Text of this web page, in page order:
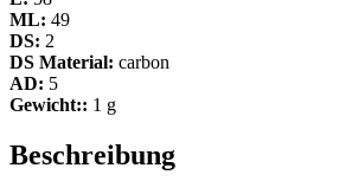
ML: 49
DS: 2
DS Material: carbon
AD: 5
Gewicht:: 1 g
Beschreibung